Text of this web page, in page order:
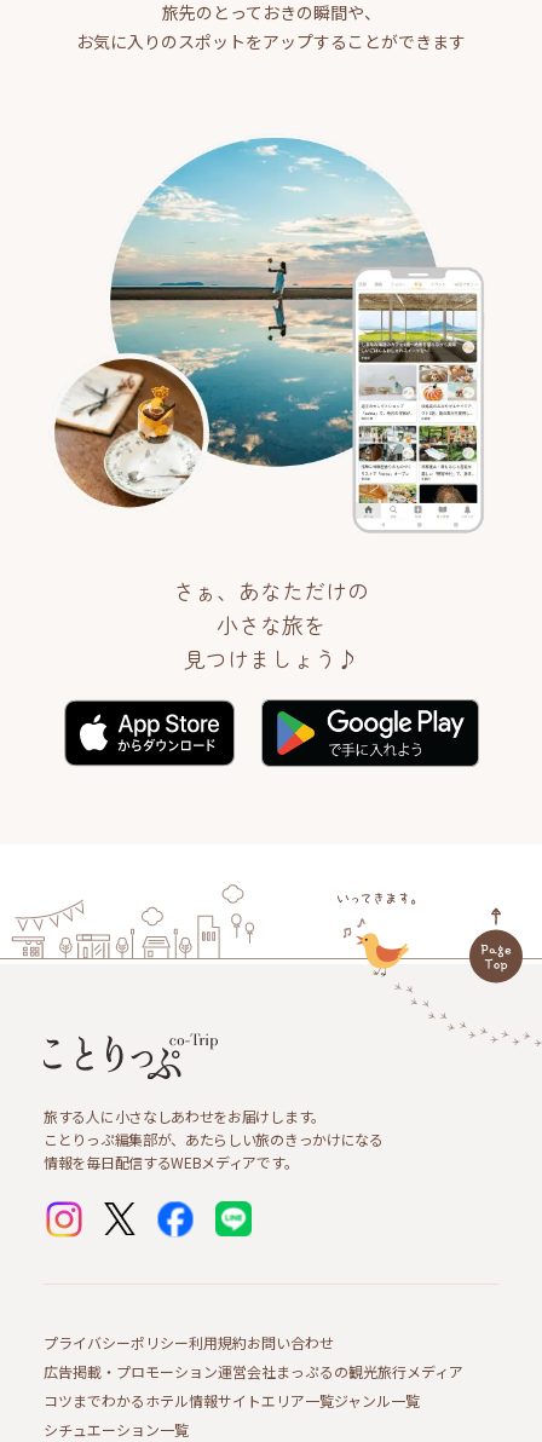
旅先のとっておきの瞬間や、
お気に入りのスポットをアップすることができます
さぁ、あなただけの
小さな旅を
見つけましょう♪
旅する人に小さなしあわせをお届けします。
ことりっぷ編集部が、あたらしい旅のきっかけになる
情報を毎日配信するWEBメディアです。
プライバシーポリシー利用規約お問い合わせ
広告掲載・プロモーション運営会社まっぷるの観光旅行メディア
コツまでわかるホテル情報サイトエリア一覧ジャンル一覧
シチュエーション一覧